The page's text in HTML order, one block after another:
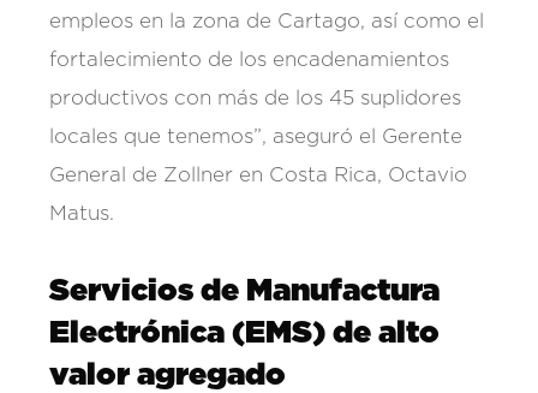
empleos en la zona de Cartago, así como el
fortalecimiento de los encadenamientos
productivos con más de los 45 suplidores
locales que tenemos”, aseguró el Gerente
General de Zollner en Costa Rica, Octavio
Matus.
Servicios de Manufactura
Electrónica (EMS) de alto
valor agregado